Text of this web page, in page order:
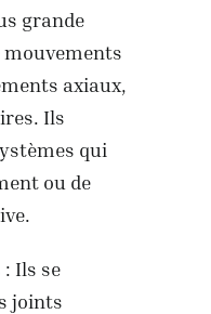
grande
axiaux,
Ils
qui
ou de
Ils se
joints